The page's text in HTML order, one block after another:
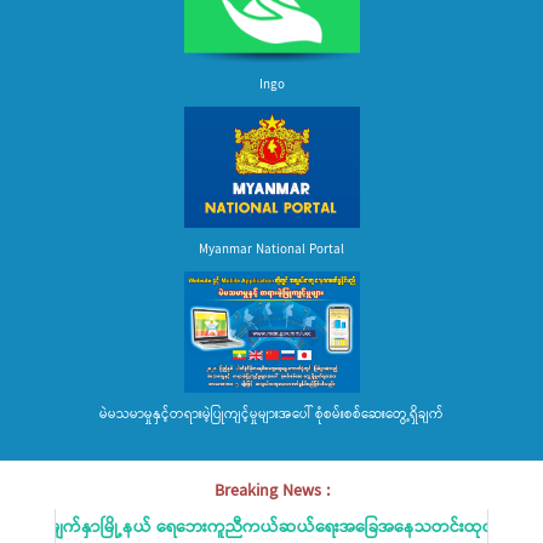
Ingo
Myanmar National Portal
မဲမသမာမှုနှင့်တရားမဲ့ပြုကျင့်မှုများအပေါ် စုံစမ်းစစ်ဆေးတွေ့ရှိချက်
Breaking News :
ေးမျက်နှာမြို့နယ် ရေဘေးကူညီကယ်ဆယ်ရေးအခြေအနေသတင်းထုတ်ပြန်ခြင်း